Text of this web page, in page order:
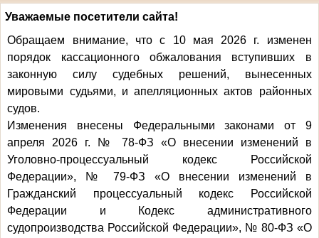
Уважаемые посетители сайта!
Обращаем внимание, что с 10 мая 2026 г. изменен
порядок кассационного обжалования вступивших в
законную силу судебных решений, вынесенных
мировыми судьями, и апелляционных актов районных
судов.
Изменения внесены Федеральными законами от 9
апреля 2026 г. № 78-ФЗ «О внесении изменений в
Уголовно-процессуальный кодекс Российской
Федерации», № 79-ФЗ «О внесении изменений в
Гражданский процессуальный кодекс Российской
Федерации и Кодекс административного
судопроизводства Российской Федерации», № 80-ФЗ «О